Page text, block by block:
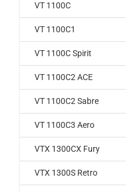
VT 1100C
VT 1100C1
VT 1100C Spirit
VT 1100C2 ACE
VT 1100C2 Sabre
VT 1100C3 Aero
VTX 1300CX Fury
VTX 1300S Retro